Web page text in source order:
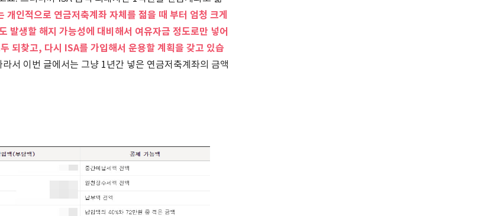
개인적으로 연금저축계좌 자체를 젊을 때 부터 엄청 크게
발생할 해지 가능성에 대비해서 여유자금 정도로만 넣어
되찾고, 다시 ISA를 가입해서 운용할 계획을 갖고 있습
서 이번 글에서는 그냥 1년간 넣은 연금저축계좌의 금액